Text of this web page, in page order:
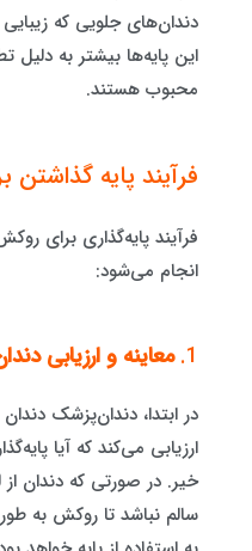
دندان‌های جلویی که
این پایه‌ها بیشتر به
محبوب هستند.
فرآیند پایه
فرآیند پایه‌گذاری برای
انجام می‌شود:
1. معاینه و ارزیابی
در ابتدا، دندان‌پزشک
ارزیابی می‌کند که آیا
خیر. در صورتی که دندان از
سالم نباشد تا روکش به